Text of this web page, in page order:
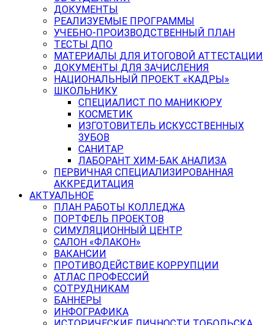
ДОКУМЕНТЫ
РЕАЛИЗУЕМЫЕ ПРОГРАММЫ
УЧЕБНО-ПРОИЗВОДСТВЕННЫЙ ПЛАН
ТЕСТЫ ДПО
МАТЕРИАЛЫ ДЛЯ ИТОГОВОЙ АТТЕСТАЦИИ
ДОКУМЕНТЫ ДЛЯ ЗАЧИСЛЕНИЯ
НАЦИОНАЛЬНЫЙ ПРОЕКТ «КАДРЫ»
ШКОЛЬНИКУ
СПЕЦИАЛИСТ ПО МАНИКЮРУ
КОСМЕТИК
ИЗГОТОВИТЕЛЬ ИСКУССТВЕННЫХ
ЗУБОВ
САНИТАР
ЛАБОРАНТ ХИМ-БАК АНАЛИЗА
ПЕРВИЧНАЯ СПЕЦИАЛИЗИРОВАННАЯ
АККРЕДИТАЦИЯ
АКТУАЛЬНОЕ
ПЛАН РАБОТЫ КОЛЛЕДЖА
ПОРТФЕЛЬ ПРОЕКТОВ
СИМУЛЯЦИОННЫЙ ЦЕНТР
САЛОН «ФЛАКОН»
ВАКАНСИИ
ПРОТИВОДЕЙСТВИЕ КОРРУПЦИИ
АТЛАС ПРОФЕССИЙ
СОТРУДНИКАМ
БАННЕРЫ
ИНФОГРАФИКА